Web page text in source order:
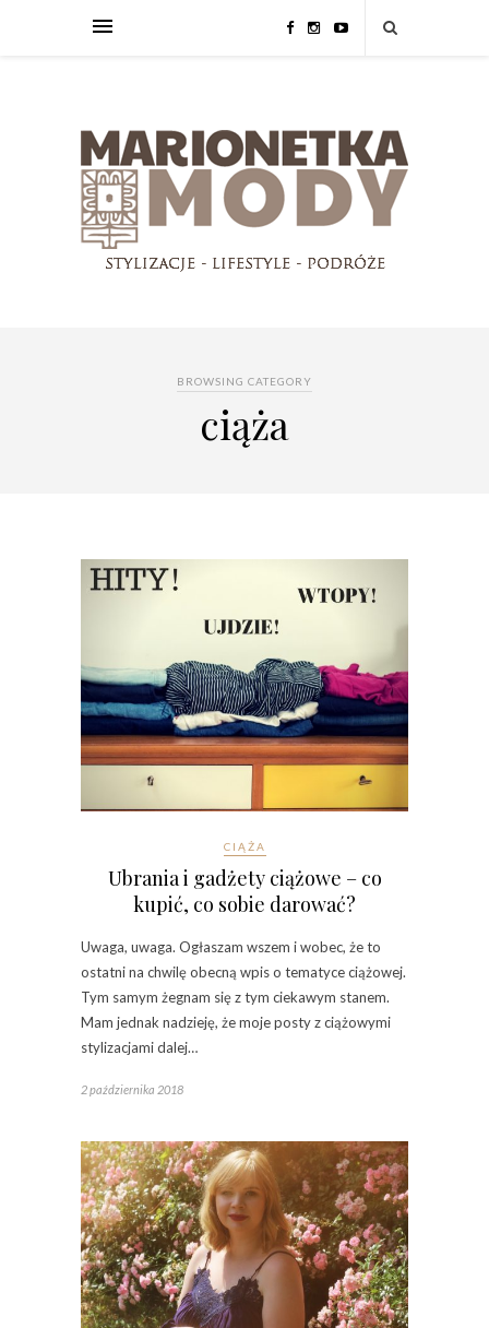
BROWSING CATEGORY
ciąża
CIĄŻA
Ubrania i gadżety ciążowe – co
kupić, co sobie darować?
Uwaga, uwaga. Ogłaszam wszem i wobec, że to
ostatni na chwilę obecną wpis o tematyce ciążowej.
Tym samym żegnam się z tym ciekawym stanem.
Mam jednak nadzieję, że moje posty z ciążowymi
stylizacjami dalej…
2 października 2018